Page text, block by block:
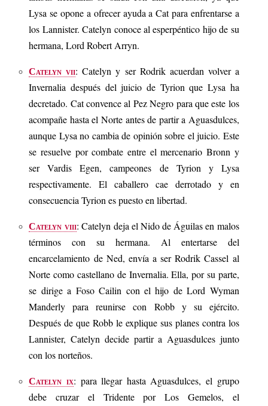
Lysa se opone a ofrecer ayuda a Cat para enfrentarse a
los Lannister. Catelyn conoce al esperpéntico hijo de su
hermana, Lord Robert Arryn.
Catelyn vii: Catelyn y ser Rodrik acuerdan volver a
Invernalia después del juicio de Tyrion que Lysa ha
decretado. Cat convence al Pez Negro para que este los
acompañe hasta el Norte antes de partir a Aguasdulces,
aunque Lysa no cambia de opinión sobre el juicio. Este
se resuelve por combate entre el mercenario Bronn y
ser Vardis Egen, campeones de Tyrion y Lysa
respectivamente. El caballero cae derrotado y en
consecuencia Tyrion es puesto en libertad.
Catelyn viii: Catelyn deja el Nido de Águilas en malos
términos con su hermana. Al entertarse del
encarcelamiento de Ned, envía a ser Rodrik Cassel al
Norte como castellano de Invernalia. Ella, por su parte,
se dirige a Foso Cailin con el hijo de Lord Wyman
Manderly para reunirse con Robb y su ejército.
Después de que Robb le explique sus planes contra los
Lannister, Catelyn decide partir a Aguasdulces junto
con los norteños.
Catelyn ix: para llegar hasta Aguasdulces, el grupo
debe cruzar el Tridente por Los Gemelos, el